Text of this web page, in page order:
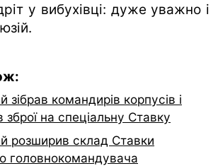
у вибухівці: дуже уважно і
зібрав командирів корпусів і
зброї на спеціальну Ставку
розширив склад Ставки
головнокомандувача